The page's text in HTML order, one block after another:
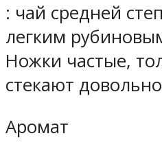
: чай средней
легким
Ножки частые,
стекают
Аромат